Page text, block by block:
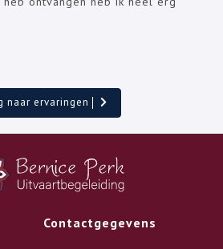
naar ervaringen
Contactgegevens